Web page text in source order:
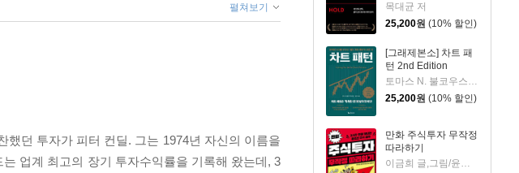
목대균 저
25,200원 (10% 할인)
[그래제본소] 차트 패
턴 2nd Edition
토마스 N. 불코우스키 저/송미리 역
25,200원 (10% 할인)
만화 주식투자 무작정
따라하기
이금희 글,그림/윤재수 원작
펼쳐보기
했던 투자가 피터 컨딜. 그는 1974년 자신의 이름을
업계 최고의 장기 투자수익률을 기록해 왔는데, 3